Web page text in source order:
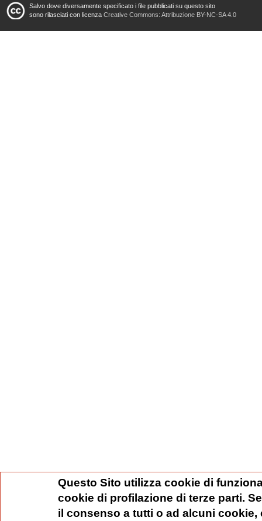
Salvo dove diversamente specificato i file pubblicati su questo sito
sono rilasciati con licenza Creative Commons: Attribuzione BY-NC-SA 4.0
Questo Sito utilizza cookie di
cookie di profilazione di terze parti.
il consenso a tutti o ad alcuni